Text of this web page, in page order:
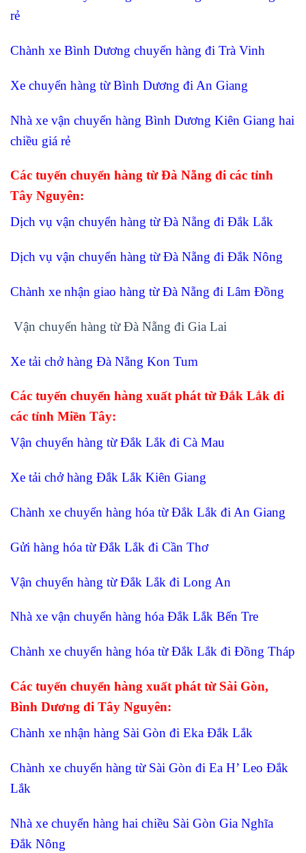
rẻ
Chành xe Bình Dương chuyển hàng đi Trà Vinh
Xe chuyển hàng từ Bình Dương đi An Giang
Nhà xe vận chuyển hàng Bình Dương Kiên Giang hai
chiều giá rẻ
Các tuyến chuyển hàng từ Đà Nẵng đi các tỉnh
Tây Nguyên:
Dịch vụ vận chuyển hàng từ Đà Nẵng đi Đắk Lắk
Dịch vụ vận chuyển hàng từ Đà Nẵng đi Đắk Nông
Chành xe nhận giao hàng từ Đà Nẵng đi Lâm Đồng
Vận chuyển hàng từ Đà Nẵng đi Gia Lai
Xe tải chở hàng Đà Nẵng Kon Tum
Các tuyến chuyển hàng xuất phát từ Đắk Lắk đi
các tỉnh Miền Tây:
Vận chuyển hàng từ Đắk Lắk đi Cà Mau
Xe tải chở hàng Đắk Lắk Kiên Giang
Chành xe chuyển hàng hóa từ Đắk Lắk đi An Giang
Gửi hàng hóa từ Đắk Lắk đi Cần Thơ
Vận chuyển hàng từ Đắk Lắk đi Long An
Nhà xe vận chuyển hàng hóa Đắk Lắk Bến Tre
Chành xe chuyển hàng hóa từ Đắk Lắk đi Đồng Tháp
Các tuyến chuyển hàng xuất phát từ Sài Gòn,
Bình Dương đi Tây Nguyên:
Chành xe nhận hàng Sài Gòn đi Eka Đắk Lắk
Chành xe chuyển hàng từ Sài Gòn đi Ea H’ Leo Đắk
Lắk
Nhà xe chuyển hàng hai chiều Sài Gòn Gia Nghĩa
Đắk Nông